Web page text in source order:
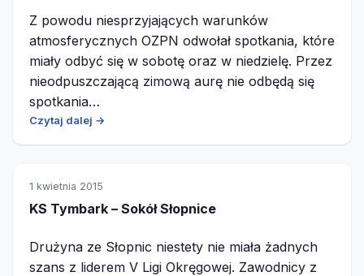
Z powodu niesprzyjających warunków
atmosferycznych OZPN odwołał spotkania, które
miały odbyć się w sobotę oraz w niedzielę. Przez
nieodpuszczającą zimową aurę nie odbędą się
spotkania…
Czytaj dalej →
1 kwietnia 2015
KS Tymbark – Sokół Słopnice
Drużyna ze Słopnic niestety nie miała żadnych
szans z liderem V Ligi Okręgowej. Zawodnicy z